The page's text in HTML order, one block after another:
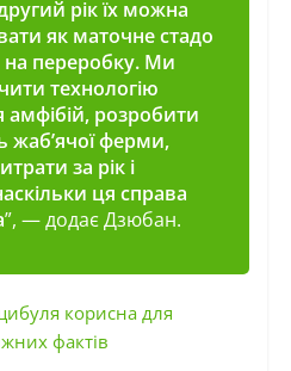
рік їх можна
як маточне стадо
на переробку. Ми
технологію
розробити
жаб’ячої ферми,
за рік і
ця справа
”, — додає Дзюбан.
корисна для
фактів